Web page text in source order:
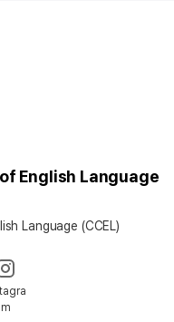
English Language
Language (CCEL)
m